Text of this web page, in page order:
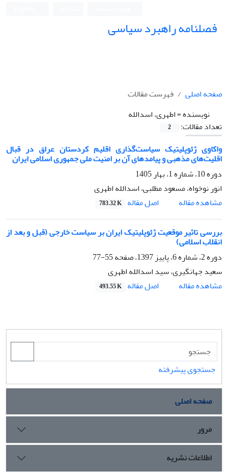
فصلنامه راهبرد سیاسی
صفحه اصلی
فهرست مقالات
نویسنده =اطهری، اسدالله
تعداد مقالات:
2
واکاوی ژئوپلیتیک سیاست‌گذاری اقلیم کردستان عراق در قبال
اقلیت‌های مذهبی و پیامدهای آن بر امنیت ملی جمهوری اسلامی ایران
دوره 10، شماره 1، بهار 1405
انور نوخواه، مسعود مطلبی، اسدالله اطهری
مشاهده مقاله
اصل مقاله 783.32 K
بررسی تاثیر موقعیت ژئوپلیتیک ایران بر سیاست خارجی (قبل و بعد از
انقلاب اسلامی)
دوره 2، شماره 6، پاییز 1397، صفحه
55-77
سعید جهانگیری، سید اسدالله اطهری
مشاهده مقاله
اصل مقاله 493.55 K
جستجوی پیشرفته
صفحه اصلی
مرور
اطلاعات نشریه